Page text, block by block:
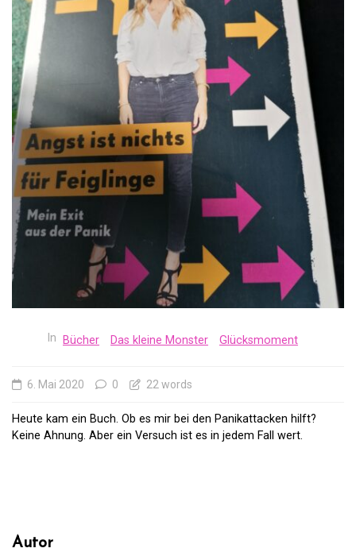
In Bücher Das kleine Monster Glücksmoment
6. Mai 2020 0 22 words
Heute kam ein Buch. Ob es mir bei den Panikattacken hilft?
Keine Ahnung. Aber ein Versuch ist es in jedem Fall wert.
Autor